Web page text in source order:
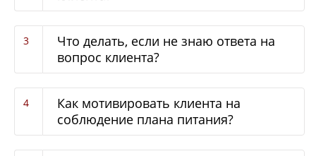
Что делать, если не знаю ответа на
вопрос клиента?
Как мотивировать клиента на
соблюдение плана питания?